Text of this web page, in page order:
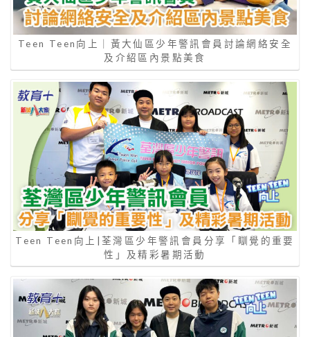
Teen Teen向上｜黃大仙區少年警訊會員討論網絡安全
及介紹區內景點美食
Teen Teen向上|荃灣區少年警訊會員分享「瞓覺的重要
性」及精彩暑期活動